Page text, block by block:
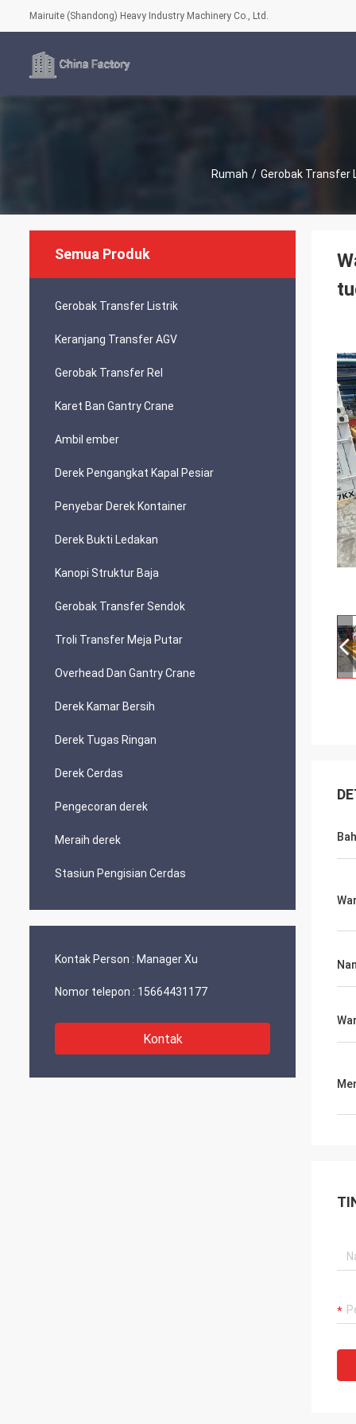
Mairuite (Shandong) Heavy Industry Machinery Co., Ltd.
Rumah / Gerobak Transfer
Semua Produk
Gerobak Transfer Listrik
Keranjang Transfer AGV
Gerobak Transfer Rel
Karet Ban Gantry Crane
Ambil ember
Derek Pengangkat Kapal Pesiar
Penyebar Derek Kontainer
Derek Bukti Ledakan
Kanopi Struktur Baja
Gerobak Transfer Sendok
Troli Transfer Meja Putar
Overhead Dan Gantry Crane
Derek Kamar Bersih
Derek Tugas Ringan
Derek Cerdas
Pengecoran derek
Meraih derek
Stasiun Pengisian Cerdas
Kontak Person : Manager Xu
Nomor telepon : 15664431177
Kontak